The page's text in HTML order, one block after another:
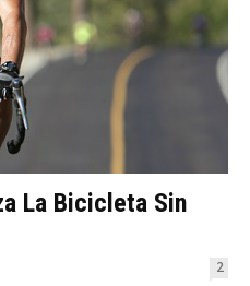
La Bicicleta Sin
2